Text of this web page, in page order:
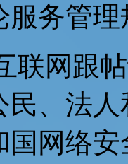
服务管理
联网跟
民、法
国网络